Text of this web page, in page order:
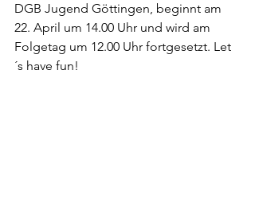
DGB Jugend Göttingen, beginnt am
22. April um 14.00 Uhr und wird am
Folgetag um 12.00 Uhr fortgesetzt. Let
´s have fun!